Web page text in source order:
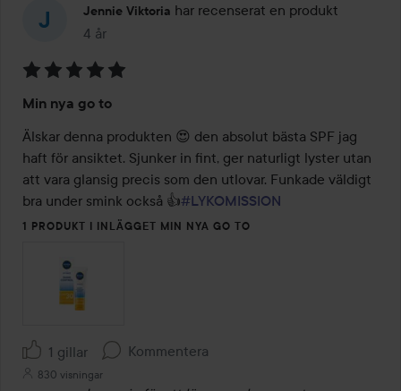
Jennie Viktoria har recenserat en produkt
4 år
Inlägget skapades 4 år
5
av
5
Min nya go to
Älskar denna produkten 😍 den absolut bästa SPF jag
haft för ansiktet. Sjunker in fint, ger naturligt lyster utan
att vara glansig precis som den utlovar. Funkade väldigt
bra under smink också 👍#LYKOMISSION
1 PRODUKT I INLÄGGET MIN NYA GO TO
1 gillar Kommentera
830 visningar